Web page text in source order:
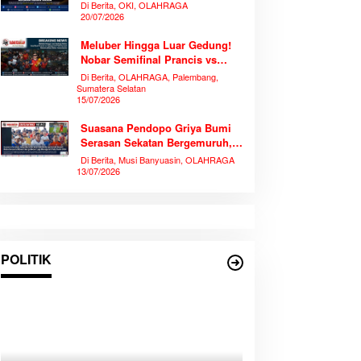
Ribuan Warga
Di Berita, OKI, OLAHRAGA
20/07/2026
Meluber Hingga Luar Gedung!
Nobar Semifinal Prancis vs
Spanyol di TVRI Sumsel
Memecahkan Rekor Antusiasme
Di Berita, OLAHRAGA, Palembang,
Sumatera Selatan
15/07/2026
Suasana Pendopo Griya Bumi
Serasan Sekatan Bergemuruh,
Bupati Muba Bersama Ribuan
Warga Nobar Laga Bersejarah
Di Berita, Musi Banyuasin, OLAHRAGA
13/07/2026
POLITIK